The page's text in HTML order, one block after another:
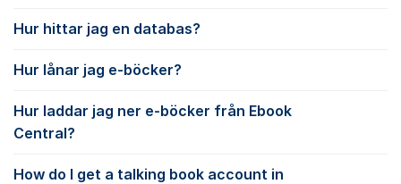
Hur hittar jag en databas?
Hur lånar jag e-böcker?
Hur laddar jag ner e-böcker från Ebook
Central?
How do I get a talking book account in